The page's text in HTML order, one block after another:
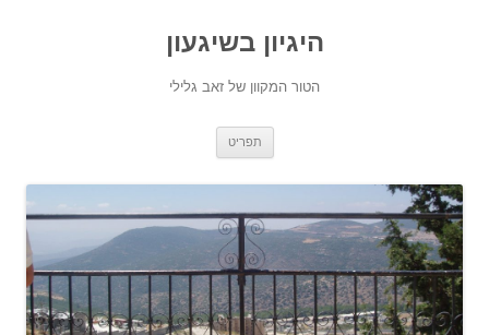
היגיון בשיגעון
הטור המקוון של זאב גלילי
תפריט